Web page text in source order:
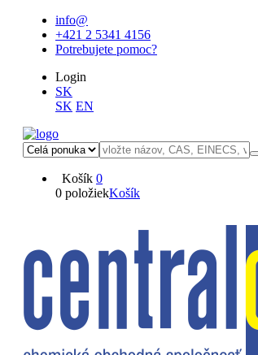
info@
+421 2 5341 4156
Potrebujete pomoc?
Login
SK
SK EN
Košík 0
0 položiekKošík